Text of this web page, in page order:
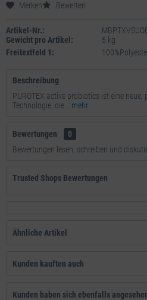
Merken Bewerten
Artikel-Nr.:
Gewicht pro Artikel:
5 kg
Freitextfeld 1:
Beschreibung
PUROTEX active probiotics ist eine
Technologie, die...
mehr
Bewertungen
0
Bewertungen lesen, schreiben und
Trusted Shops Bewertungen
Ähnliche Artikel
Kunden kauften auch
Kunden haben sich ebenfalls